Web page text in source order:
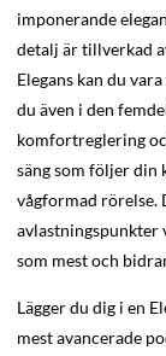
imponerande
detalj är tillverkad
Elegans kan du
du även i den
komfortreglering
säng som följer
vågformad rörelse.
avlastningspunkter
som mest och
Lägger du dig i en
mest avancerade